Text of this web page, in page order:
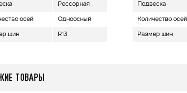
Рессорная
осей Одноосный
шин R13
Подвеска
Количество осей
Размер шин
ТОВАРЫ